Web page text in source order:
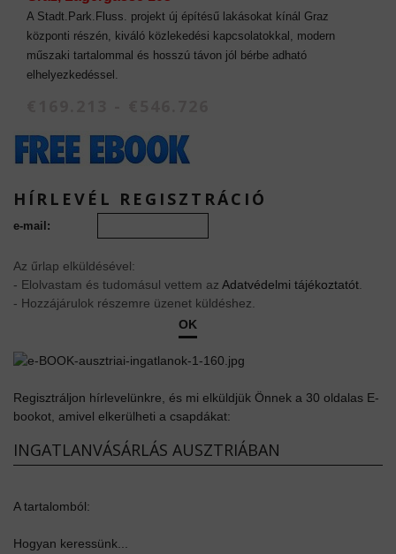
A Stadt.Park.Fluss. projekt új építésű lakásokat kínál Graz
központi részén, kiváló közlekedési kapcsolatokkal, modern
műszaki tartalommal és hosszú távon jól bérbe adható
elhelyezkedéssel.
HÍRLEVÉL REGISZTRÁCIÓ
e-mail:
Az űrlap elküldésével:
- Elolvastam és tudomásul vettem az Adatvédelmi tájékoztatót
- Hozzájárulok részemre üzenet küldéshez.
OK
Regisztráljon hírlevelünkre, és mi elküldjük Önnek a 30 oldalas E-
bookot, amivel elkerülheti a csapdákat:
INGATLANVÁSÁRLÁS AUSZTRIÁBAN
A tartalomból:
Hogyan keressünk...